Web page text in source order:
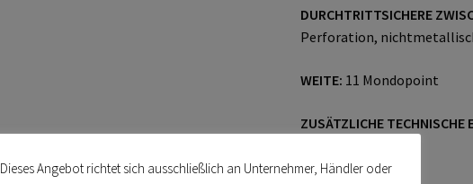
DURCHTRITTSICHERE
Perforation,
WEITE: 11 Mondopoint
ZUSÄTZLICHE TECHNISCHE
Größen
Dieses Angebot richtet sich ausschließlich an Unternehmer, Händler oder